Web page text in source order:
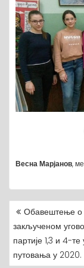
Весна Марјанов,
O
S
T
Обавештење о
закљученом
партије 1,3 и 4-те
путовања у 2020.